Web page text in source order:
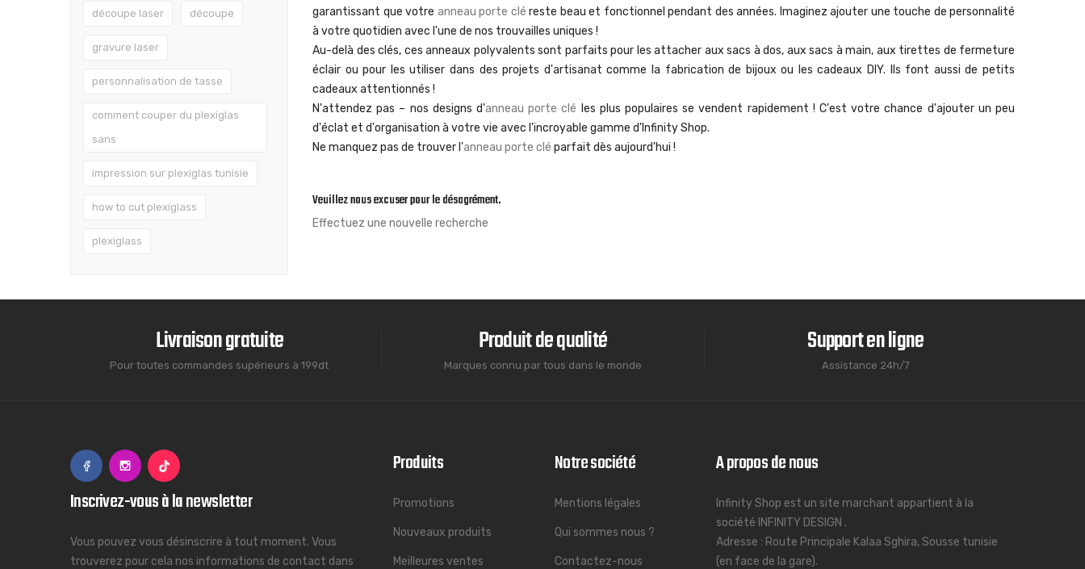
découpe laser découpe
gravure laser
personnalisation de tasse
comment couper du plexiglas
sans
impression sur plexiglas tunisie
how to cut plexiglass
plexiglass
garantissant que votre anneau porte clé reste beau et fonctionnel pendant des années. Imaginez ajouter une touche de personnalité
à votre quotidien avec l'une de nos trouvailles uniques !
Au-delà des clés, ces anneaux polyvalents sont parfaits pour les attacher aux sacs à dos, aux sacs à main, aux tirettes de fermeture
éclair ou pour les utiliser dans des projets d'artisanat comme la fabrication de bijoux ou les cadeaux DIY. Ils font aussi de petits
cadeaux attentionnés !
N'attendez pas – nos designs d'anneau porte clé les plus populaires se vendent rapidement ! C'est votre chance d'ajouter un peu
d'éclat et d'organisation à votre vie avec l'incroyable gamme d'Infinity Shop.
Ne manquez pas de trouver l'anneau porte clé parfait dès aujourd'hui !
Veuillez nous excuser pour le désagrément.
Effectuez une nouvelle recherche
Livraison gratuite
Pour toutes commandes supérieurs à 199dt
Produit de qualité
Marques connu par tous dans le monde
Support en ligne
Assistance 24h/7
Inscrivez-vous à la newsletter
Vous pouvez vous désinscrire à tout moment. Vous
trouverez pour cela nos informations de contact dans
Produits
Promotions
Nouveaux produits
Meilleures ventes
Notre société
Mentions légales
Qui sommes nous ?
Contactez-nous
A propos de nous
Infinity Shop est un site marchant appartient à la
société INFINITY DESIGN .
Adresse : Route Principale Kalaa Sghira, Sousse tunisie
(en face de la gare).